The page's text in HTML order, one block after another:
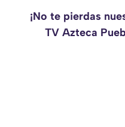
¡No te pierdas
TV Azteca